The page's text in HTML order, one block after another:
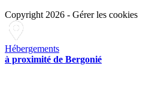
Copyright 2026 - Gérer les cookies
Hébergements
à proximité de Bergonié